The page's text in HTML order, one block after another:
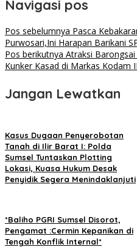
Navigasi pos
Pos sebelumnya Pasca
Purwosari,Ini Harapan Barikani
Pos berikutnya Atraksi
Kunker Kasad di Markas Kodam
Jangan Lewatkan
Kasus Dugaan Penyerobotan
Tanah di Ilir Barat I: Polda
Sumsel Tuntaskan Plotting
Lokasi, Kuasa Hukum Desak
Penyidik Segera Menindaklanjuti
*Baliho PGRI Sumsel Disorot,
Pengamat :Cermin Kepanikan di
Tengah Konflik Internal*